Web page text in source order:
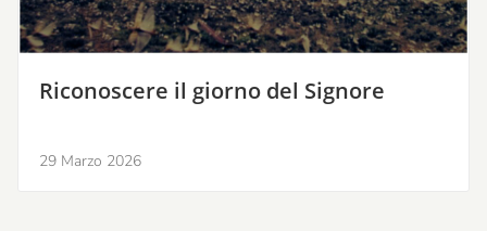
Riconoscere il giorno del Signore
29 Marzo 2026